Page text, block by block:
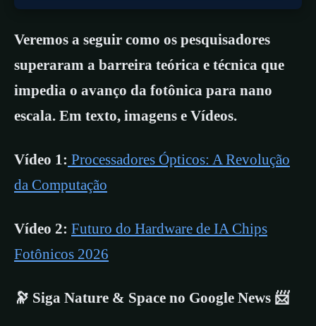
Veremos a seguir como os pesquisadores
superaram a barreira teórica e técnica que
impedia o avanço da fotônica para nano
escala. Em texto, imagens e Vídeos.
Vídeo 1: Processadores Ópticos: A Revolução
da Computação
Vídeo 2: Futuro do Hardware de IA Chips
Fotônicos 2026
🔭 Siga Nature & Space no Google News 📨